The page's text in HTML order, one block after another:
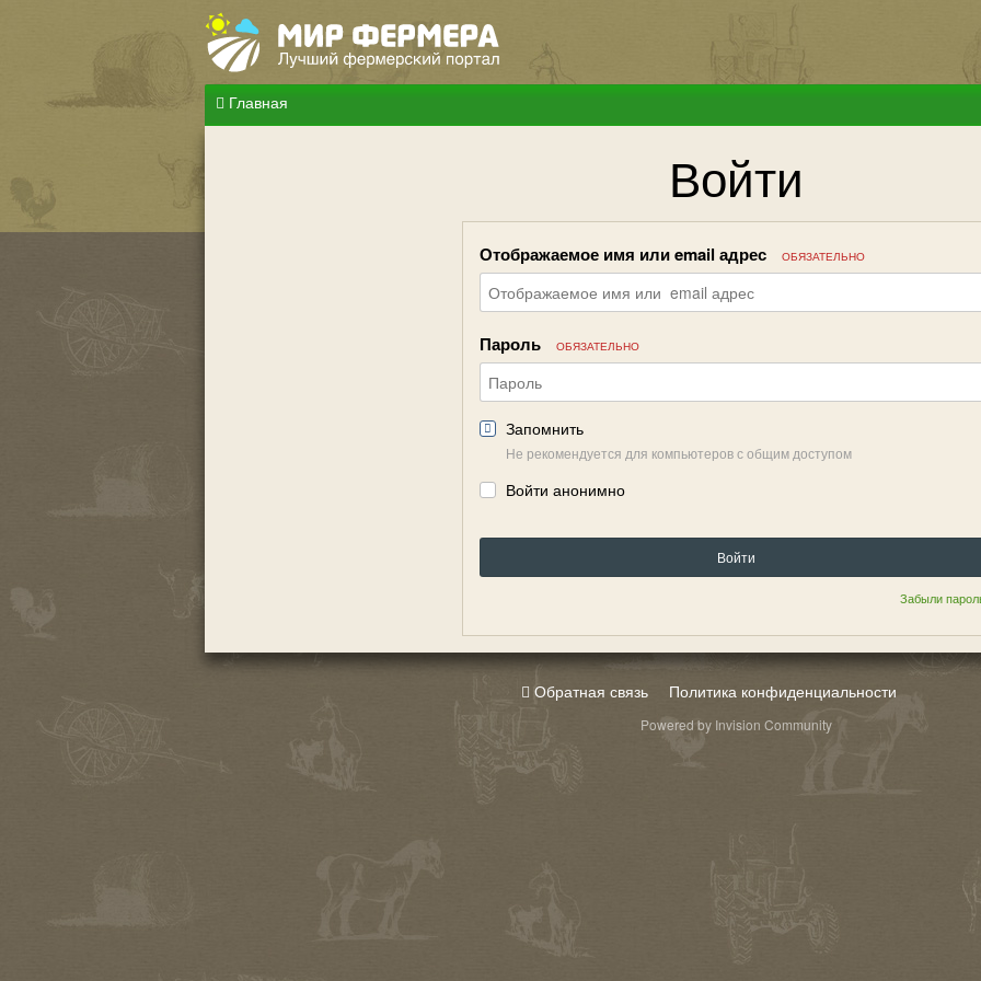
Главная
Войти
Отображаемое имя или email адрес ОБЯЗАТЕЛЬНО
Пароль ОБЯЗАТЕЛЬНО
Запомнить
Не рекомендуется для компьютеров с общим доступом
Войти анонимно
Войти
Забыли
Обратная связь Политика конфиденциальности
Powered by Invision Community